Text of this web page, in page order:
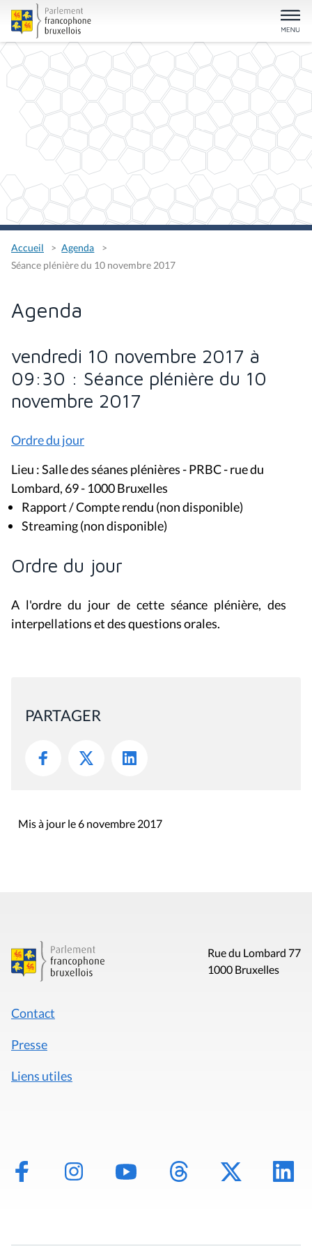
Accueil
Agenda
Séance plénière du 10 novembre 2017
Agenda
vendredi 10 novembre 2017 à
09:30 : Séance plénière du 10
novembre 2017
Ordre du jour
Lieu : Salle des séanes plénières - PRBC - rue du
Lombard, 69 - 1000 Bruxelles
Rapport / Compte rendu (non disponible)
Streaming (non disponible)
Ordre du jour
A l'ordre du jour de cette séance plénière, des
interpellations et des questions orales.
PARTAGER
Mis à jour le 6 novembre 2017
Rue du Lombard 77
1000 Bruxelles
Contact
Presse
Liens utiles